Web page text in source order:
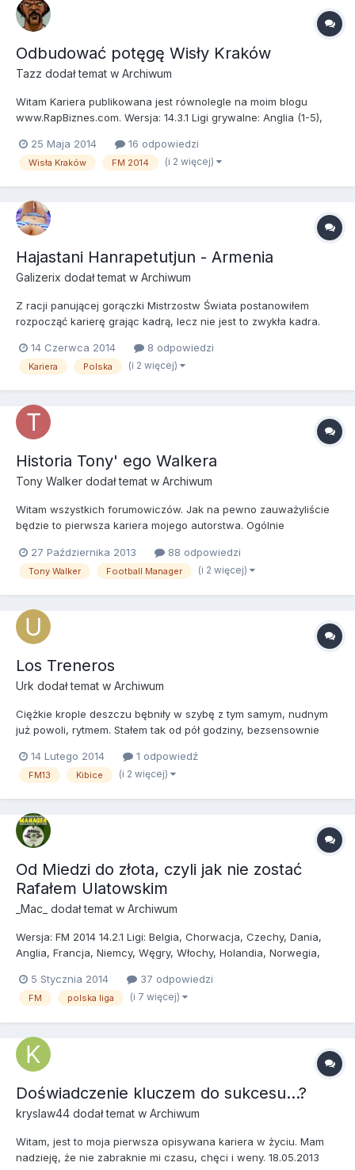
Odbudować potęgę Wisły Kraków
Tazz dodał temat w Archiwum
Witam Kariera publikowana jest równolegle na moim blogu
www.RapBiznes.com. Wersja: 14.3.1 Ligi grywalne: Anglia (1-5),
(1-2), Włochy (1-2). Pliki dodatkowe: FM Update 14.3 bartekr v. 1.0
Klub: Wisła Kraków Krakows...
25 Maja 2014 16 odpowiedzi
Wisła Kraków FM 2014 (i 2 więcej)
Hajastani Hanrapetutjun - Armenia
Galizerix dodał temat w Archiwum
Z racji panującej gorączki Mistrzostw Świata postanowiłem
rozpocząć karierę grając kadrą, lecz nie jest to zwykła kadra.
wręcz odwrotnie, kadra Armenii to raczej chłopcy do bicia i ja
stawiam sobie za cel, aby awansować nie ważne kiedy, a...
14 Czerwca 2014 8 odpowiedzi
Kariera Polska (i 2 więcej)
Historia Tony' ego Walkera
Tony Walker dodał temat w Archiwum
Witam wszystkich forumowiczów. Jak na pewno zauważyliście
będzie to pierwsza kariera mojego autorstwa. Ogólnie
Jednak wcześniej od dość dawna przeglądam wasze wpisy i
śledzę wasze poczynania. Zanosiłem się już przy okazji FM-a 13
27 Października 2013 88 odpowiedzi
Tony Walker Football Manager (i 2 więcej)
Los Treneros
Urk dodał temat w Archiwum
Ciężkie krople deszczu bębniły w szybę z tym samym, nudnym
już powoli, rytmem. Stałem tak od pół godziny, bezsensownie
tylko na niebie, ale też nad moim życiem. Miałem już bowiem
prawie czterdzieści lat, a nie osiągnąłem nigdy nic. W po...
14 Lutego 2014 1 odpowiedź
FM13 Kibice (i 2 więcej)
Od Miedzi do złota, czyli jak nie zostać
Rafałem Ulatowskim
_Mac_ dodał temat w Archiwum
Wersja: FM 2014 14.2.1 Ligi: Belgia, Chorwacja, Czechy, Dania,
Anglia, Francja, Niemcy, Węgry, Włochy, Holandia, Norwegia,
Szwecja, Ukraina, Serbia, Argentyna, Brazylia Baza danych:
Średnia (w sumie ok. 50 000 zawodników) Na po...
5 Stycznia 2014 37 odpowiedzi
FM polska liga (i 7 więcej)
Doświadczenie kluczem do sukcesu...?
kryslaw44 dodał temat w Archiwum
Witam, jest to moja pierwsza opisywana kariera w życiu. Mam
nadzieję, że nie zabraknie mi czasu, chęci i weny. 18.05.2013